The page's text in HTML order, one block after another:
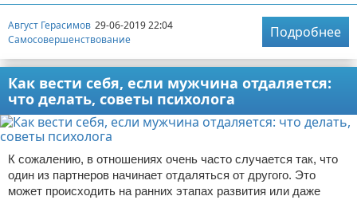
Август Герасимов 29-06-2019 22:04
Самосовершенствование
Подробнее
Как вести себя, если мужчина отдаляется:
что делать, советы психолога
К сожалению, в отношениях очень часто случается так, что
один из партнеров начинает отдаляться от другого. Это
может происходить на ранних этапах развития или даже